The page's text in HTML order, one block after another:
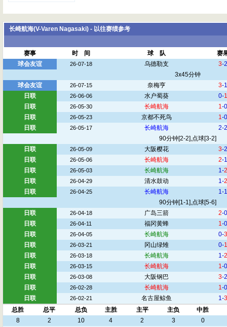
长崎航海(V-Varen Nagasaki) - 以往赛绩参考
赛事 时 间 球 队
赛
球会友谊
26-07-18 乌德勒支 3-2
3x45分钟
球会友谊
26-07-15 奈梅亨 3-1
日联
26-06-06 水户蜀葵 0-1
日联
26-05-30 长崎航海 1-0
日联
26-05-23 京都不死鸟 1-0
日联
26-05-17 长崎航海
2-2
90分钟[2-2],点球[3-2]
日联
26-05-09 大阪樱花 3-2
日联
26-05-06 长崎航海 2-1
日联
26-05-03 长崎航海 1-2
日联
26-04-29 清水鼓动 1-2
日联
26-04-25 长崎航海
1-1
90分钟[1-1],点球[5-6]
日联
26-04-18 广岛三箭 2-0
日联
26-04-11 福冈黄蜂 1-0
日联
26-04-05 长崎航海 0-3
日联
26-03-21 冈山绿雉 0-1
日联
26-03-18 长崎航海 1-2
日联
26-03-15 长崎航海 1-0
日联
26-03-08 大阪钢巴 3-2
日联
26-02-28 长崎航海 1-0
日联
26-02-21 名古屋鲸鱼 1-3
总胜
总平 总负 主胜 主平 主负
中胜
8
2 10 4 2 3
0